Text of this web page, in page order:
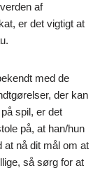
af
er det vigtigt at
med de
der kan
spil, er det
på, at han/hun
at nå dit mål om at
så sørg for at